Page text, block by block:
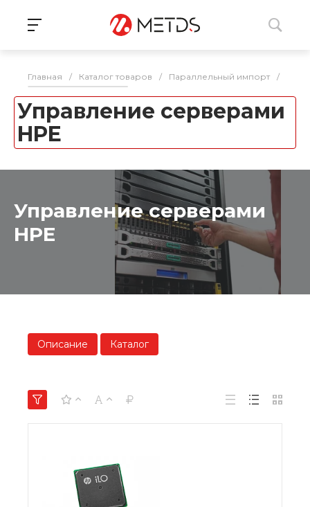
Главная / Каталог товаров / Параллельный импорт /
Управление серверами
HPE
Управление серверами
HPE
Описание Каталог